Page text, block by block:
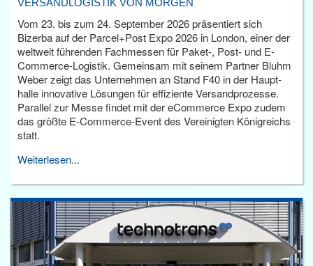
Vom 23. bis zum 24. September 2026 präsentiert sich
Bizerba auf der Parcel+Post Expo 2026 in London, einer der
weltweit führenden Fachmessen für Paket-, Post- und E-
Commerce-Logistik. Gemeinsam mit seinem Partner Bluhm
Weber zeigt das Unternehmen an Stand F40 in der Haupt­
halle innovative Lösungen für effiziente Versandprozesse.
Parallel zur Messe findet mit der eCommerce Expo zudem
das größte E-Commerce-Event des Vereinigten Königreichs
statt.
Weiterlesen...